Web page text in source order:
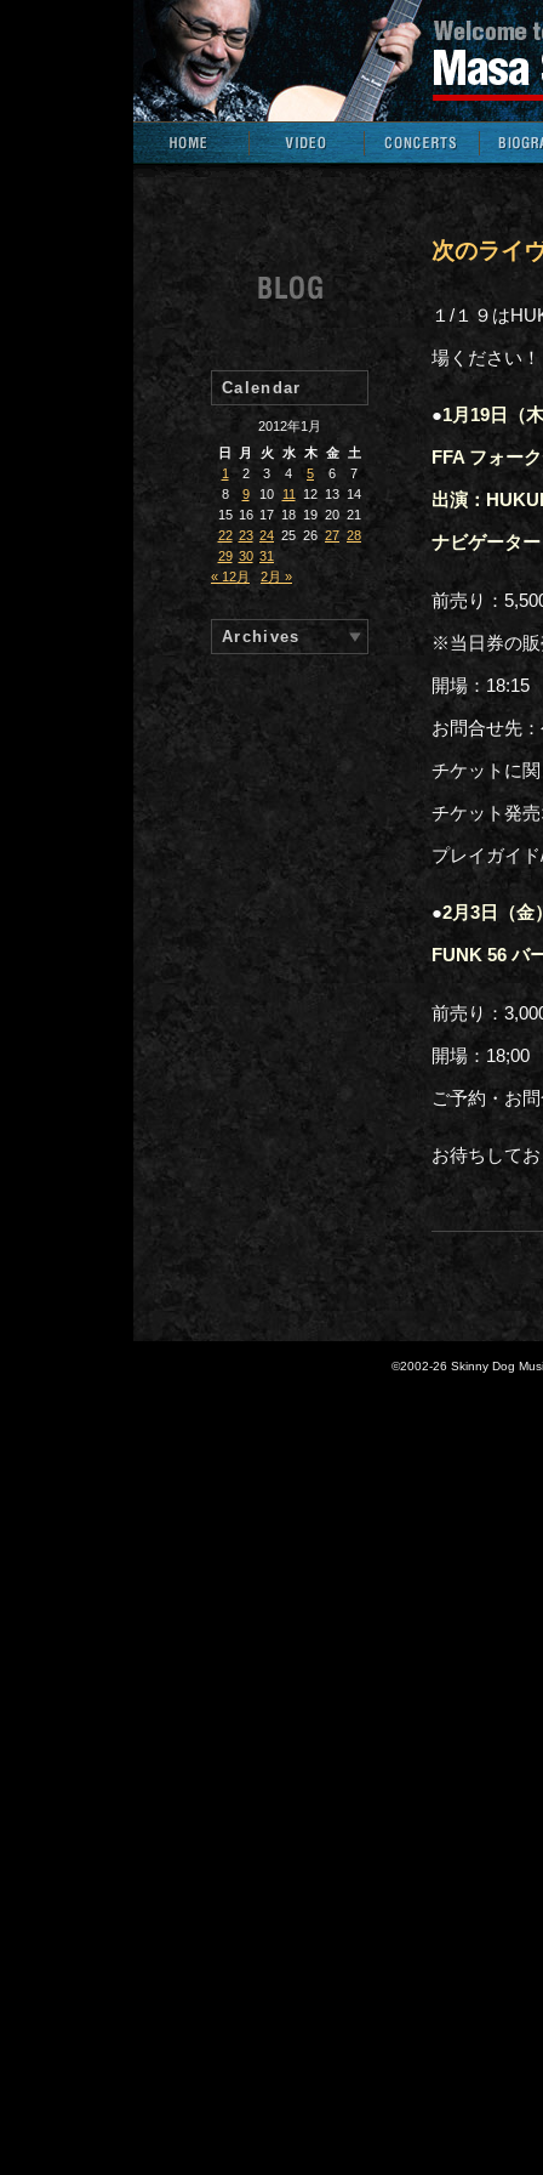
次のライ
１/１９は
場ください
●1月19日（
FFA フォー
出演：
ナビゲータ
前売り：
※当日券の販
開場：18:15
お問合せ先
チケットに
チケット発
プレイガイ
●2月3日（金
FUNK 56 バ
前売り：
開場：18;00
ご予約・お
お待ちして
Calendar
2012年1月
日
月 火 水 木 金
土
1
2 3 4 5 6
7
8
9 10 11 12 13 14
15 16 17 18 19 20 21
22 23 24 25 26 27 28
29 30 31
« 12月
2月 »
Archives
©2002-26 Skinny Dog